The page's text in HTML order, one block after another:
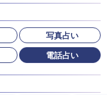
写真占い
電話占い